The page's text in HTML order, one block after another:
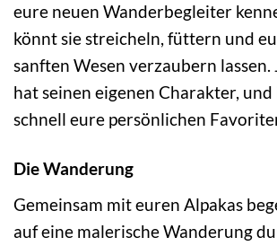
eure neuen Wanderbegleiter
könnt sie streicheln, füttern und
sanften Wesen verzaubern lassen.
hat seinen eigenen Charakter,
schnell eure persönlichen
Die Wanderung
Gemeinsam mit euren Alpakas
auf eine malerische Wanderung